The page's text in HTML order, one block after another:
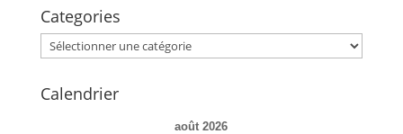
Categories
Categories
Calendrier
août 2026